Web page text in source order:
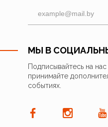
МЫ В
Подписывайтесь на
принимайте
событиях.